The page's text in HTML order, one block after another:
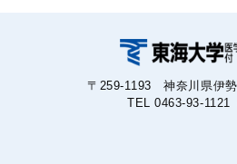
〒259-1193 神奈川県伊
TEL 0463-93-1121